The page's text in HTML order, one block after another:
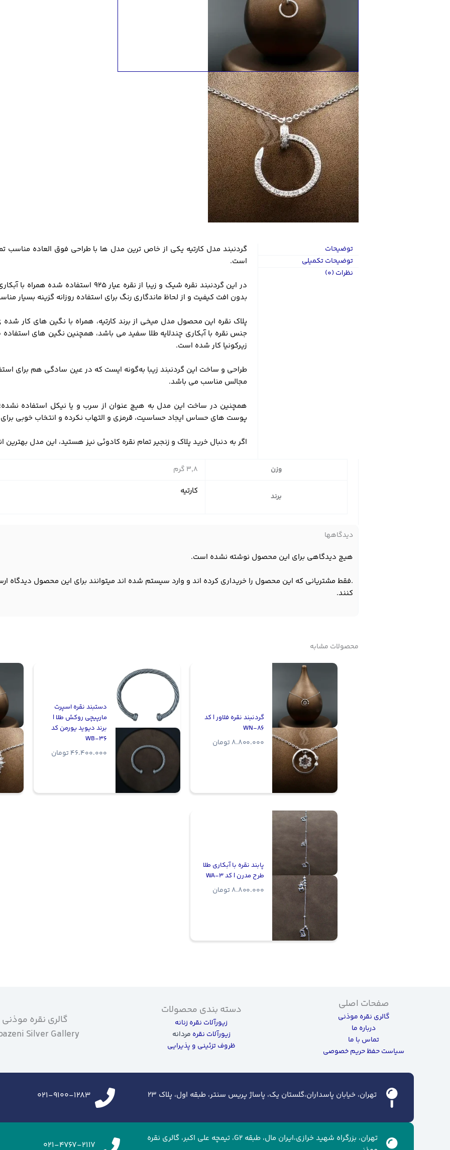
توضیحات
توضیحات تکمیلی
نظرات (0)
گردنبند مدل کارتیه یکی از خاص ترین مدل ها با طراحی فوق العاده مناسب
است.
در این گردنبند نقره شیک و زیبا از نقره عیار
بدون افت کیفیت و از لحاظ ماندگاری رنگ برای استفاده روزانه گزینه بسیار
پلاک نقره این محصول مدل میخی از برند کارتیه، همراه با نگین های کار
جنس نقره با آبکاری چندلایه طلا سفید می باشد، همچنین نگین های
زیرکونیا کار شده است.
طراحی و ساخت این گردنبند زیبا به‌گونه ایست که در عین سادگی هم برای
مجالس مناسب می باشد.
همچنین در ساخت این مدل به هیچ عنوان از سرب و یا نیکل استفاده
پوست های حساس ایجاد حساسیت، قرمزی و التهاب نکرده و انتخاب خوبی
اگر به دنبال خرید پلاک و زنجیر تمام نقره کادوئی نیز هستید، این مدل
وزن 3,8 گرم
برند کارتیه
دیدگاهها
هیچ دیدگاهی برای این محصول نوشته نشده است.
.فقط مشتریانی که این محصول را خریداری کرده اند و وارد سیستم شده اند میتوانند برای این محصول دیدگاه
کنند.
محصولات مشابه
گردنبند نقره فلاور | کد
WN-86
8.800.000تومان
دستبند نقره اسپرت
مارپیچی روکش طلا |
برند دیوید یورمن کد
WB-36
46.400.000تومان
پابند نقره با آبکاری طلا
طرح مدرن | کد WA-3
8.800.000تومان
صفحات اصلی
گالری نقره موذنی
درباره ما
تماس با ما
سیاست حفظ حریم خصوصی
دسته بندی محصولات
زیورآلات نقره زنانه
زیورآلات نقره مردانه
ظروف تزئینی و پذیرایی
گالری نقره موذنی
Silver Gallery
تهران، خیابان پاسداران،گلستان یک، پاساژ پریس سنتر، طبقه اول، پلاک ۲۳ 021-9100-1283
تهران، بزرگراه شهید خرازی،ایران مال، طبقه G2، تیمچه علی اکبر، گالری نقره
021-4767-2117